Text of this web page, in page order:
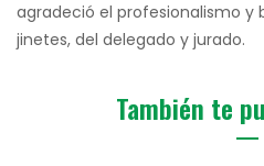
agradeció el profesionalismo y
jinetes, del delegado y jurado.
También te